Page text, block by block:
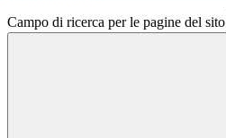
Campo di ricerca per le pagine del sito